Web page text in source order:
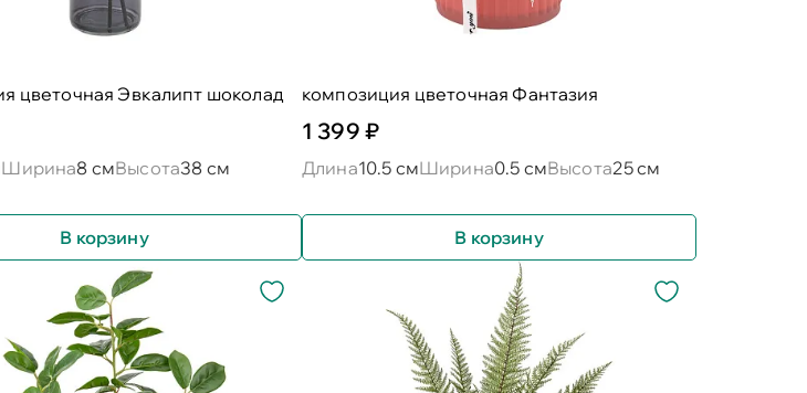
цветочная Эвкалипт шоколад
Ширина8 смВысота38 см
В корзину
композиция цветочная Фантазия
1 399 ₽
Длина10.5 смШирина0.5 смВысота25 см
В корзину